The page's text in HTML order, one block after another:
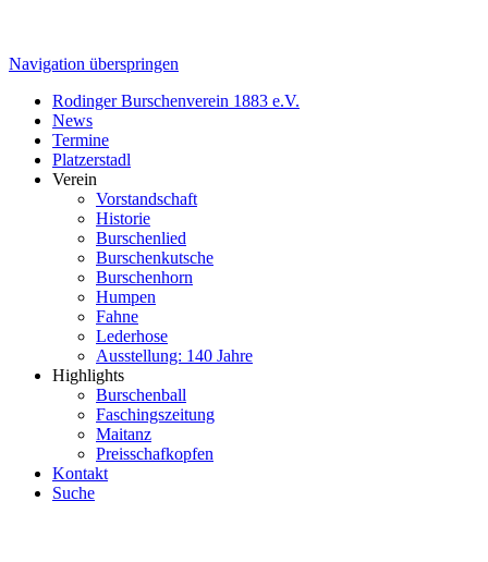
Navigation überspringen
Rodinger Burschenverein 1883 e.V.
News
Termine
Platzerstadl
Verein
Vorstandschaft
Historie
Burschenlied
Burschenkutsche
Burschenhorn
Humpen
Fahne
Lederhose
Ausstellung: 140 Jahre
Highlights
Burschenball
Faschingszeitung
Maitanz
Preisschafkopfen
Kontakt
Suche